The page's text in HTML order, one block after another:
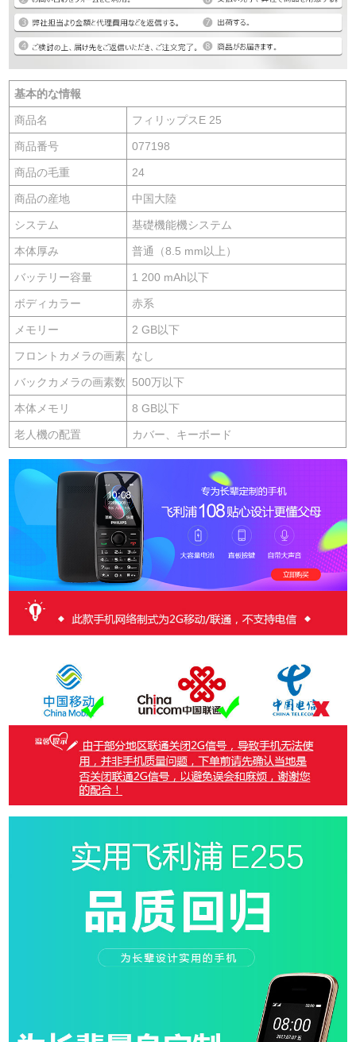
基本的な情報
商品名 フィリップスE 25
商品番号 077198
商品の毛重 24
商品の産地 中国大陸
システム 基礎機能機システム
本体厚み 普通（8.5 mm以上）
バッテリー容量 1 200 mAh以下
ボディカラー 赤系
メモリー 2 GB以下
フロントカメラの画素 なし
バックカメラの画素数 500万以下
本体メモリ 8 GB以下
老人機の配置 カバー、キーボード